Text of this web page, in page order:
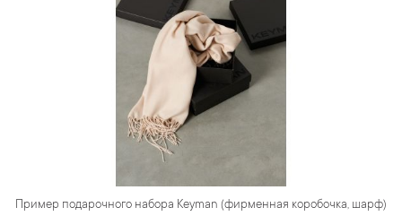
Пример подарочного набора Keyman (фирменная коробочка, шарф)